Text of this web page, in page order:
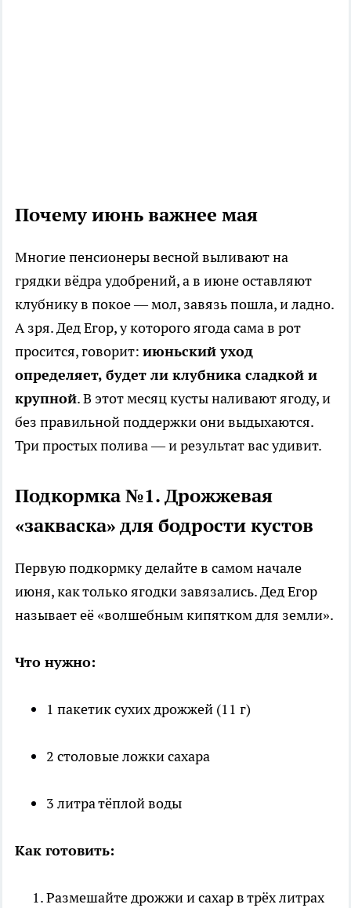
Почему июнь важнее мая
Многие пенсионеры весной выливают на
грядки вёдра удобрений, а в июне оставляют
клубнику в покое — мол, завязь пошла, и ладно.
А зря. Дед Егор, у которого ягода сама в рот
просится, говорит: июньский уход
определяет, будет ли клубника сладкой и
крупной. В этот месяц кусты наливают ягоду, и
без правильной поддержки они выдыхаются.
Три простых полива — и результат вас удивит.
Подкормка №1. Дрожжевая
«закваска» для бодрости кустов
Первую подкормку делайте в самом начале
июня, как только ягодки завязались. Дед Егор
называет её «волшебным кипятком для земли».
Что нужно:
1 пакетик сухих дрожжей (11 г)
2 столовые ложки сахара
3 литра тёплой воды
Как готовить:
Размешайте дрожжи и сахар в трёх литрах